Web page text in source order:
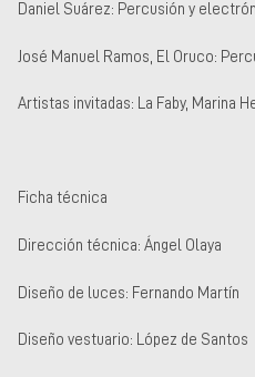
Daniel Suárez: Percusión y
José Manuel Ramos, El Oruco:
Artistas invitadas: La Faby, Marina
Ficha técnica
Dirección técnica: Ángel Olaya
Diseño de luces: Fernando Martín
Diseño vestuario: López de Santos